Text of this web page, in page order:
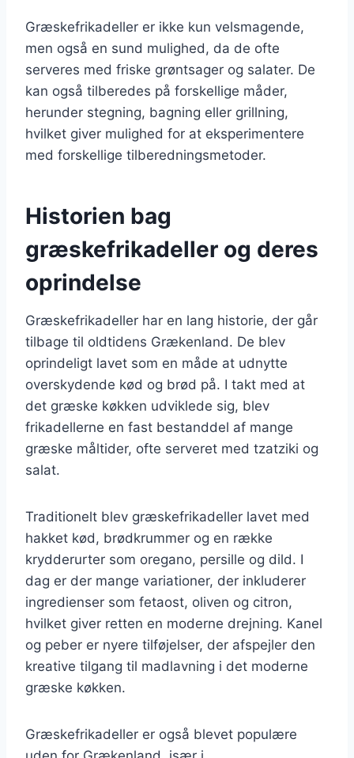
Græskefrikadeller er ikke kun velsmagende,
men også en sund mulighed, da de ofte
serveres med friske grøntsager og salater. De
kan også tilberedes på forskellige måder,
herunder stegning, bagning eller grillning,
hvilket giver mulighed for at eksperimentere
med forskellige tilberedningsmetoder.
Historien bag
græskefrikadeller og deres
oprindelse
Græskefrikadeller har en lang historie, der går
tilbage til oldtidens Grækenland. De blev
oprindeligt lavet som en måde at udnytte
overskydende kød og brød på. I takt med at
det græske køkken udviklede sig, blev
frikadellerne en fast bestanddel af mange
græske måltider, ofte serveret med tzatziki og
salat.
Traditionelt blev græskefrikadeller lavet med
hakket kød, brødkrummer og en række
krydderurter som oregano, persille og dild. I
dag er der mange variationer, der inkluderer
ingredienser som fetaost, oliven og citron,
hvilket giver retten en moderne drejning. Kanel
og peber er nyere tilføjelser, der afspejler den
kreative tilgang til madlavning i det moderne
græske køkken.
Græskefrikadeller er også blevet populære